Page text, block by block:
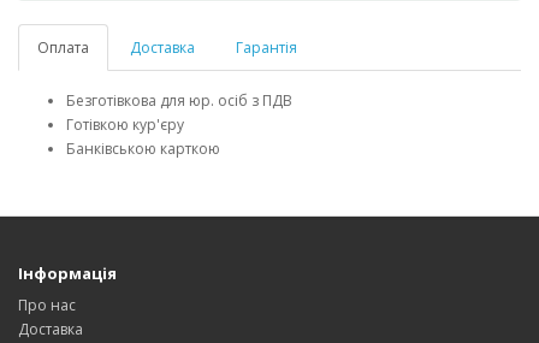
Оплата Доставка Гарантія
Безготівкова для юр. осіб з ПДВ
Готівкою кур'єру
Банківською карткою
Інформація
Про нас
Доставка